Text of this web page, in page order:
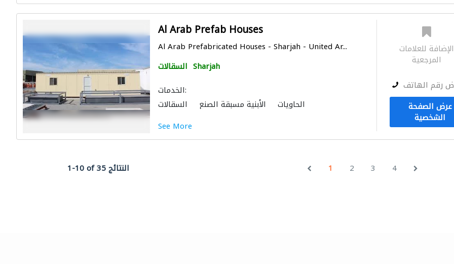
Al Arab Prefab Houses
Al Arab Prefabricated Houses - Sharjah - United Ar...
السقالات Sharjah
الخدمات:
السقالات
الأبنية مسبقة الصنع الحاويات
صيانة المنازل
منتجات الجبس الديكور الداخلي أعمال جبس
See More
الإضافة للعلامات
المرجعية
رقم الهاتف
عرض الصفحة
الشخصية
1-10 of 35 النتائج 1 2 3 4